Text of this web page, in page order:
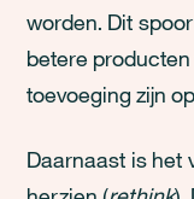
worden. Dit
betere
toevoeging zijn
Daarnaast is het